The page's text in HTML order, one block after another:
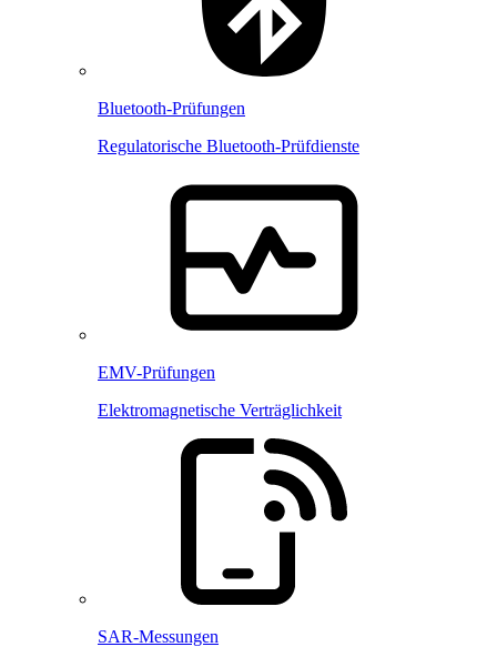
Bluetooth-Prüfungen
Regulatorische Bluetooth-Prüfdienste
EMV-Prüfungen
Elektromagnetische Verträglichkeit
SAR-Messungen